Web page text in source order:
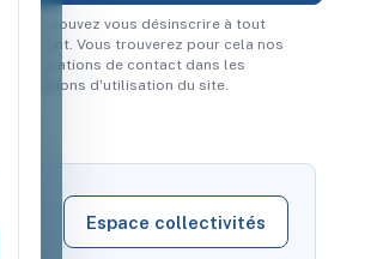
Vous pouvez vous désinscrire à tout
moment. Vous trouverez pour cela nos
informations de contact dans les
conditions d'utilisation du site.
Espace collectivités